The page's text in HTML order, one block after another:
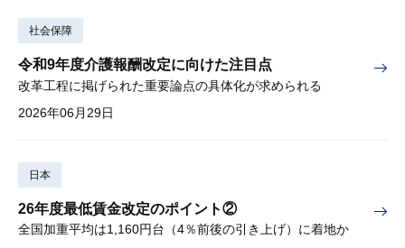
社会保障
令和9年度介護報酬改定に向けた注目点
改革工程に掲げられた重要論点の具体化が求められる
2026年06月29日
日本
26年度最低賃金改定のポイント②
全国加重平均は1,160円台（4％前後の引き上げ）に着地か